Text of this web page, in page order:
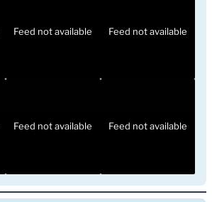
Feed not available Feed not available
Feed not available Feed not available